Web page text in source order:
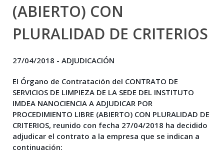
(ABIERTO) CON
PLURALIDAD DE CRITERIOS
27/04/2018 - ADJUDICACIÓN
El Órgano de Contratación del CONTRATO DE
SERVICIOS DE LIMPIEZA DE LA SEDE DEL INSTITUTO
IMDEA NANOCIENCIA A ADJUDICAR POR
PROCEDIMIENTO LIBRE (ABIERTO) CON PLURALIDAD DE
CRITERIOS, reunido con fecha 27/04/2018 ha decidido
adjudicar el contrato a la empresa que se indican a
continuación: